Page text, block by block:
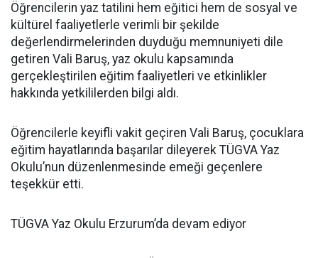
Öğrencilerin yaz tatilini hem eğitici hem de sosyal ve
kültürel faaliyetlerle verimli bir şekilde
değerlendirmelerinden duyduğu memnuniyeti dile
getiren Vali Baruş, yaz okulu kapsamında
gerçekleştirilen eğitim faaliyetleri ve etkinlikler
hakkında yetkililerden bilgi aldı.
Öğrencilerle keyifli vakit geçiren Vali Baruş, çocuklara
eğitim hayatlarında başarılar dileyerek TÜGVA Yaz
Okulu’nun düzenlenmesinde emeği geçenlere
teşekkür etti.
TÜGVA Yaz Okulu Erzurum’da devam ediyor